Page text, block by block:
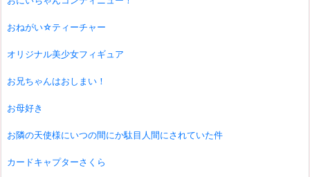
おねがい☆ティーチャー
オリジナル美少女フィギュア
お兄ちゃんはおしまい！
お母好き
お隣の天使様にいつの間にか駄目人間にされていた件
カードキャプターさくら